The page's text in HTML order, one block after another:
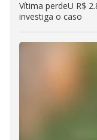
Vítima perdeU R$
investiga o caso